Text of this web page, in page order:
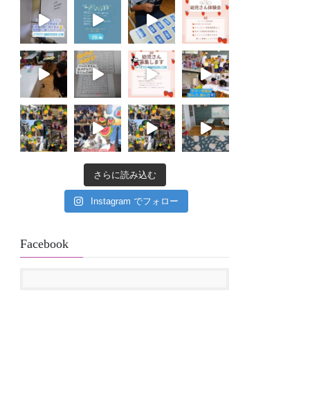
さらに読み込む
Instagram でフォロー
Facebook